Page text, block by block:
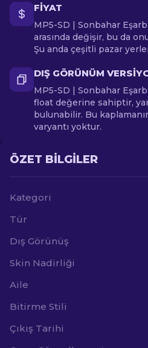
FIYAT
MP5-SD | Sonbahar
arasında değişir, bu da
Şu anda çeşitli pazar
DIŞ GÖRÜNÜM
MP5-SD | Sonbahar
float değerine sahiptir,
bulunabilir. Bu
varyantı yoktur.
ÖZET BILGILER
Kategori
Tür
Dış Görünüş
Skin Nadirliği
Aile
Bitirme Stili
Çıkış Tarihi